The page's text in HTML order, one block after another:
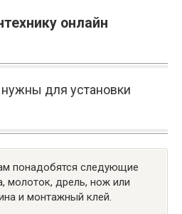
онлайн
для установки
понадобятся следующие
молоток, дрель, нож или
и монтажный клей.